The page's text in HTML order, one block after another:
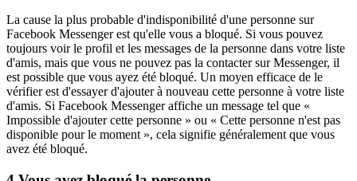
La cause la plus probable d'indisponibilité d'une personne sur
Facebook Messenger est qu'elle vous a bloqué. Si vous pouvez
toujours voir le profil et les messages de la personne dans votre liste
d'amis, mais que vous ne pouvez pas la contacter sur Messenger, il
est possible que vous ayez été bloqué. Un moyen efficace de le
vérifier est d'essayer d'ajouter à nouveau cette personne à votre liste
d'amis. Si Facebook Messenger affiche un message tel que «
Impossible d'ajouter cette personne » ou « Cette personne n'est pas
disponible pour le moment », cela signifie généralement que vous
avez été bloqué.